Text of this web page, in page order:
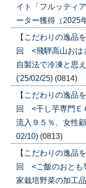
イト「フルッティ
ーター獲得（2025
【こだわりの逸品
回 <飛騨高山おは
自製法で冷凍と思
('25/02/25) (0814)
【こだわりの逸品
回 <干し芋専門Ｅ
流入９５％、女性
02/10) (0813)
【こだわりの逸品
回 <ご飯のおとも
家栽培野菜の加工